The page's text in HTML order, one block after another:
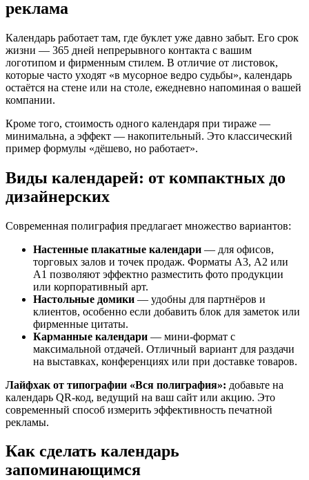
реклама
Календарь работает там, где буклет уже давно забыт. Его срок
жизни — 365 дней непрерывного контакта с вашим
логотипом и фирменным стилем. В отличие от листовок,
которые часто уходят «в мусорное ведро судьбы», календарь
остаётся на стене или на столе, ежедневно напоминая о вашей
компании.
Кроме того, стоимость одного календаря при тираже —
минимальна, а эффект — накопительный. Это классический
пример формулы «дёшево, но работает».
Виды календарей: от компактных до
дизайнерских
Современная полиграфия предлагает множество вариантов:
Настенные плакатные календари — для офисов,
торговых залов и точек продаж. Форматы А3, А2 или
А1 позволяют эффектно разместить фото продукции
или корпоративный арт.
Настольные домики — удобны для партнёров и
клиентов, особенно если добавить блок для заметок или
фирменные цитаты.
Карманные календари — мини-формат с
максимальной отдачей. Отличный вариант для раздачи
на выставках, конференциях или при доставке товаров.
Лайфхак от типографии «Вся полиграфия»: добавьте на
календарь QR-код, ведущий на ваш сайт или акцию. Это
современный способ измерить эффективность печатной
рекламы.
Как сделать календарь
запоминающимся